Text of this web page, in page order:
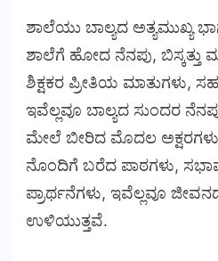
ಶಾಲೆಯು ಬಾಲ್ಯದ ಅತ್ಯಮುಖ್ಯ
ಶಾಲೆಗೆ ಹೋದ ನೆನಪು,
ಶಿಕ್ಷಕರ ಪ್ರೀತಿಯ ಮಾತುಗಳು,
ಇವೆಲ್ಲವೂ ಬಾಲ್ಯದ ಸುಂದರ
ಮೇಲೆ ಬೀರಿದ ಮೊದಲ
ನೊಂದಿಗೆ ಬರೆದ ಪಾಠಗಳು,
ಪ್ರಾರ್ಥನೆಗಳು, ಇವೆಲ್ಲವೂ
ಉಳಿಯುತ್ತವೆ.